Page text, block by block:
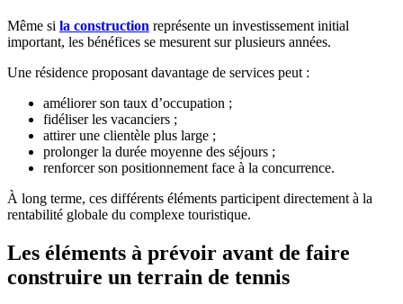
Même si la construction représente un investissement initial
important, les bénéfices se mesurent sur plusieurs années.
Une résidence proposant davantage de services peut :
améliorer son taux d’occupation ;
fidéliser les vacanciers ;
attirer une clientèle plus large ;
prolonger la durée moyenne des séjours ;
renforcer son positionnement face à la concurrence.
À long terme, ces différents éléments participent directement à la
rentabilité globale du complexe touristique.
Les éléments à prévoir avant de faire
construire un terrain de tennis